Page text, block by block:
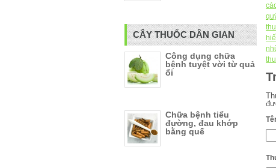
CÂY THUỐC DÂN GIAN
Công dụng chữa
bệnh tuyệt vời từ quả
ổi
Chữa bệnh tiểu
đường, đau khớp
bằng quế